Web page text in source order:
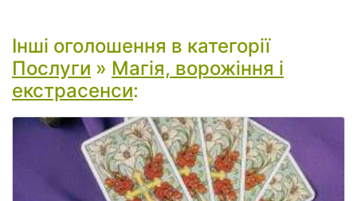
Інші оголошення в категорії
Послуги » Магія, ворожіння і
екстрасенси: